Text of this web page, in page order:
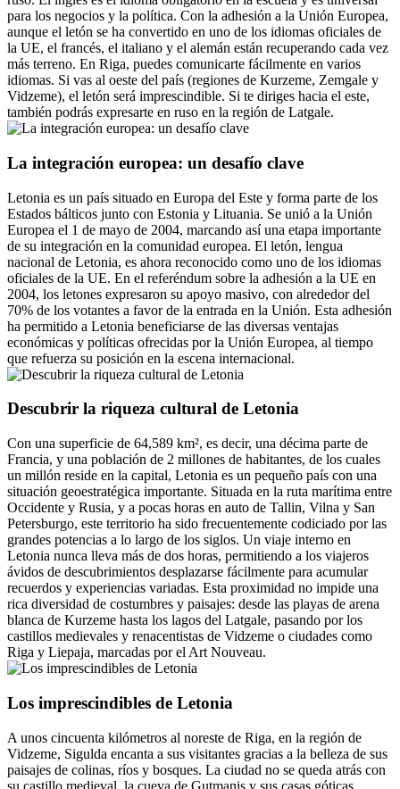
para los negocios y la política. Con la adhesión a la Unión Europea,
aunque el letón se ha convertido en uno de los idiomas oficiales de
la UE, el francés, el italiano y el alemán están recuperando cada vez
más terreno. En Riga, puedes comunicarte fácilmente en varios
idiomas. Si vas al oeste del país (regiones de Kurzeme, Zemgale y
Vidzeme), el letón será imprescindible. Si te diriges hacia el este,
también podrás expresarte en ruso en la región de Latgale.
La integración europea: un desafío clave
Letonia es un país situado en Europa del Este y forma parte de los
Estados bálticos junto con Estonia y Lituania. Se unió a la Unión
Europea el 1 de mayo de 2004, marcando así una etapa importante
de su integración en la comunidad europea. El letón, lengua
nacional de Letonia, es ahora reconocido como uno de los idiomas
oficiales de la UE. En el referéndum sobre la adhesión a la UE en
2004, los letones expresaron su apoyo masivo, con alrededor del
70% de los votantes a favor de la entrada en la Unión. Esta adhesión
ha permitido a Letonia beneficiarse de las diversas ventajas
económicas y políticas ofrecidas por la Unión Europea, al tiempo
que refuerza su posición en la escena internacional.
Descubrir la riqueza cultural de Letonia
Con una superficie de 64,589 km², es decir, una décima parte de
Francia, y una población de 2 millones de habitantes, de los cuales
un millón reside en la capital, Letonia es un pequeño país con una
situación geoestratégica importante. Situada en la ruta marítima entre
Occidente y Rusia, y a pocas horas en auto de Tallin, Vilna y San
Petersburgo, este territorio ha sido frecuentemente codiciado por las
grandes potencias a lo largo de los siglos. Un viaje interno en
Letonia nunca lleva más de dos horas, permitiendo a los viajeros
ávidos de descubrimientos desplazarse fácilmente para acumular
recuerdos y experiencias variadas. Esta proximidad no impide una
rica diversidad de costumbres y paisajes: desde las playas de arena
blanca de Kurzeme hasta los lagos del Latgale, pasando por los
castillos medievales y renacentistas de Vidzeme o ciudades como
Riga y Liepaja, marcadas por el Art Nouveau.
Los imprescindibles de Letonia
A unos cincuenta kilómetros al noreste de Riga, en la región de
Vidzeme, Sigulda encanta a sus visitantes gracias a la belleza de sus
paisajes de colinas, ríos y bosques. La ciudad no se queda atrás con
su castillo medieval, la cueva de Gutmanis y sus casas góticas.